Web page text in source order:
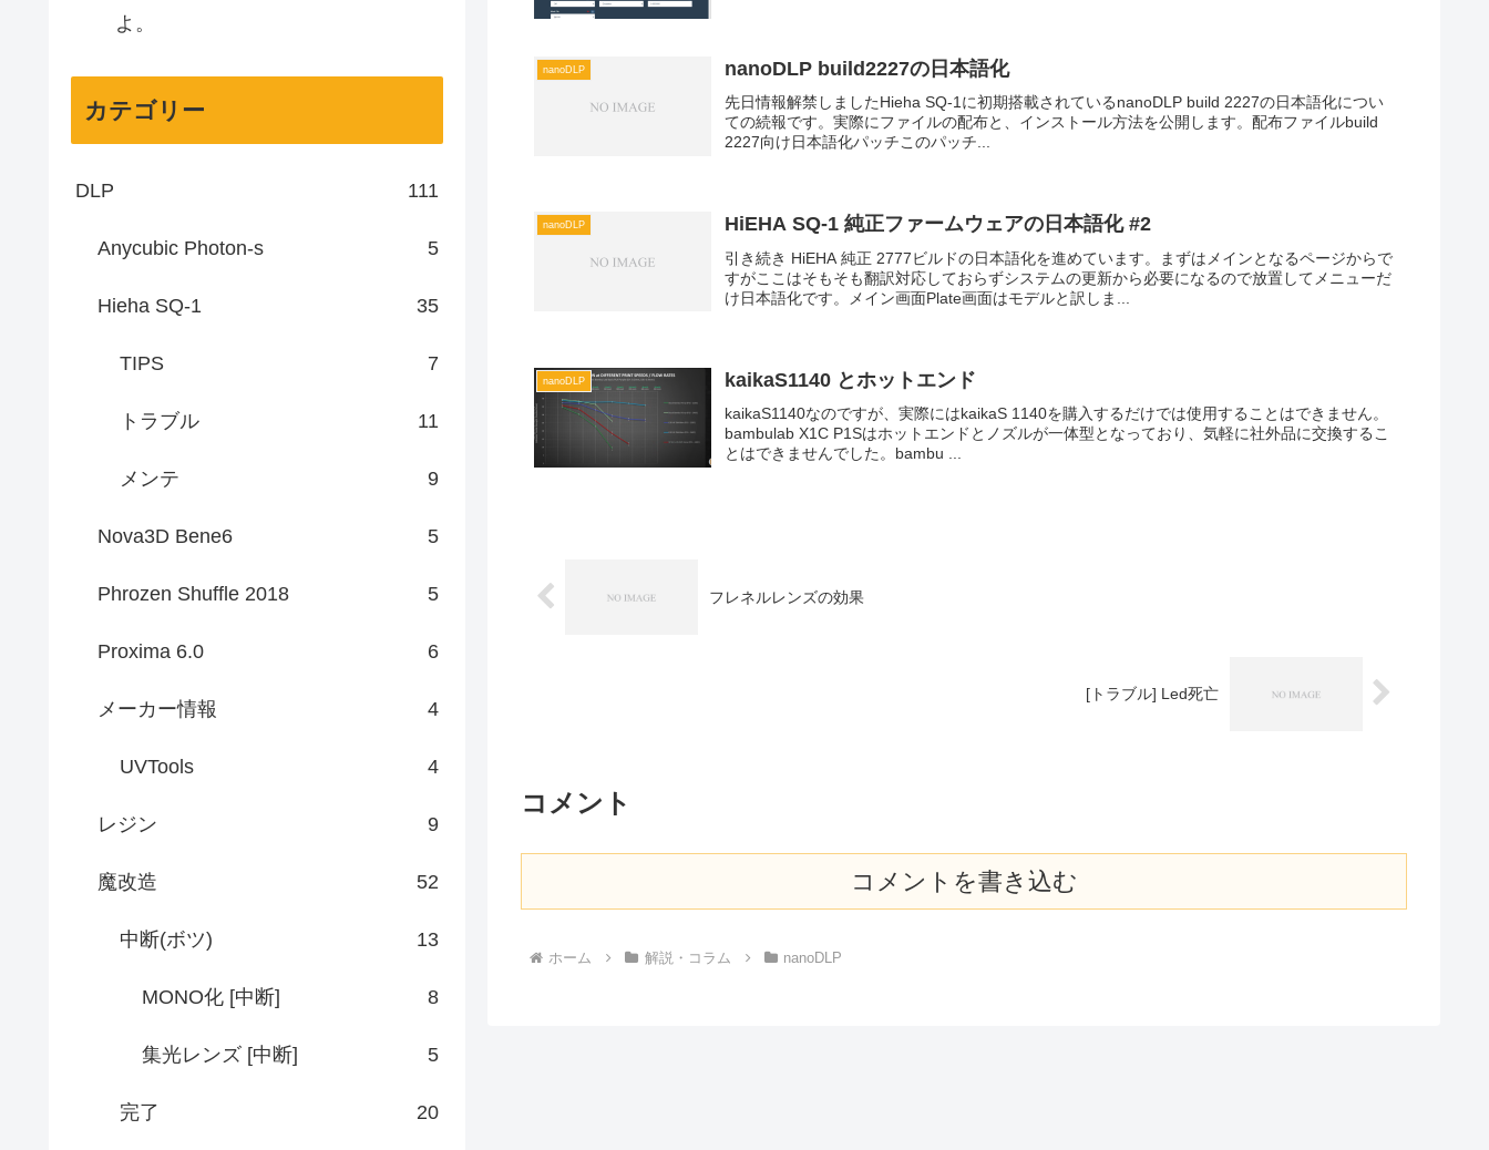
nanoDLP nanoDLP build2227の日本語化
先日情報解禁しましたHieha SQ-1に初期搭載されているnanoDLP build 2227の日本語化につい
ての続報です。実際にファイルの配布と、インストール方法を公開します。配布ファイルbuild
2227向け日本語化パッチこのパッチ...
nanoDLP HiEHA SQ-1 純正ファームウェアの日本語化 #2
引き続き HiEHA 純正 2777ビルドの日本語化を進めています。まずはメインとなるページからで
すがここはそもそも翻訳対応しておらずシステムの更新から必要になるので放置してメニューだ
け日本語化です。メイン画面Plate画面はモデルと訳しま...
nanoDLP kaikaS1140 とホットエンド
kaikaS1140なのですが、実際にはkaikaS 1140を購入するだけでは使用することはできません。
bambulab X1C P1Sはホットエンドとノズルが一体型となっており、気軽に社外品に交換するこ
とはできませんでした。bambu ...
フレネルレンズの効果
[トラブル] Led死亡
コメント
コメントを書き込む
ホーム 解説・コラム nanoDLP
よ。
カテゴリー
DLP 111
Anycubic Photon-s 5
Hieha SQ-1 35
TIPS 7
トラブル 11
メンテ 9
Nova3D Bene6 5
Phrozen Shuffle 2018 5
Proxima 6.0 6
メーカー情報 4
UVTools 4
レジン 9
魔改造 52
中断(ボツ) 13
MONO化 [中断] 8
集光レンズ [中断] 5
完了 20